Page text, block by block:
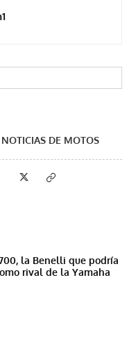
NOTICIAS DE MOTOS
700, la Benelli que podría
rival de la Yamaha